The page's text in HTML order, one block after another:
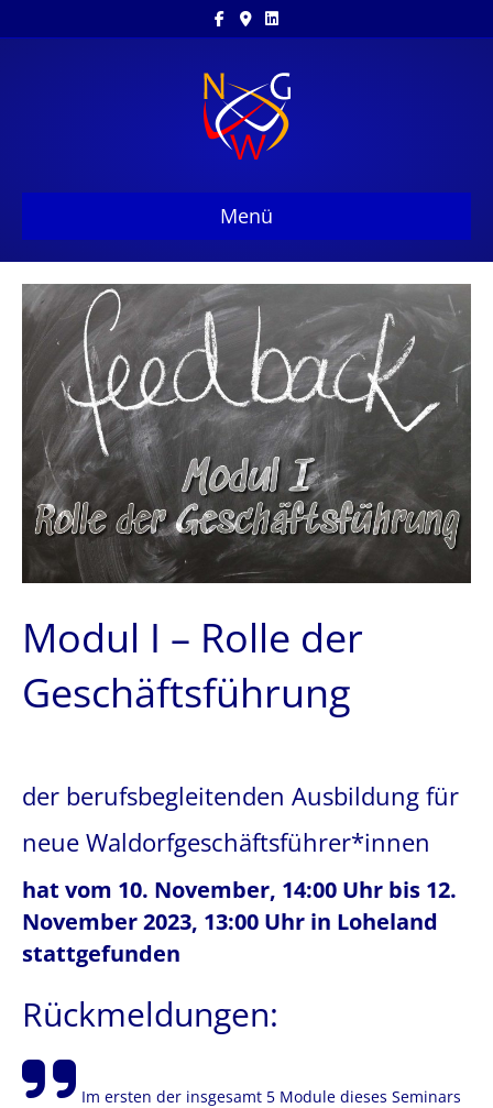
FacebookGoogle-maps
Linkedin
Menü
Modul I – Rolle der
Geschäftsführung
der berufsbegleitenden Ausbildung für
neue Waldorfgeschäftsführer*innen
hat vom 10. November, 14:00 Uhr bis 12.
November 2023, 13:00 Uhr in Loheland
stattgefunden
Rückmeldungen:
Im ersten der insgesamt 5 Module dieses Seminars